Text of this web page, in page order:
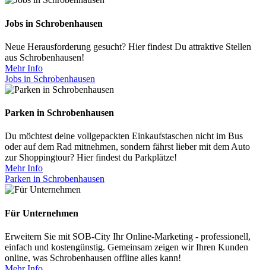
Jobs in Schrobenhausen
Neue Herausforderung gesucht? Hier findest Du attraktive Stellen
aus Schrobenhausen!
Mehr Info
Jobs in Schrobenhausen
Parken in Schrobenhausen
Du möchtest deine vollgepackten Einkaufstaschen nicht im Bus
oder auf dem Rad mitnehmen, sondern fährst lieber mit dem Auto
zur Shoppingtour? Hier findest du Parkplätze!
Mehr Info
Parken in Schrobenhausen
Für Unternehmen
Erweitern Sie mit SOB-City Ihr Online-Marketing - professionell,
einfach und kostengünstig. Gemeinsam zeigen wir Ihren Kunden
online, was Schrobenhausen offline alles kann!